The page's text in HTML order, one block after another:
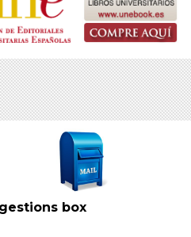
box